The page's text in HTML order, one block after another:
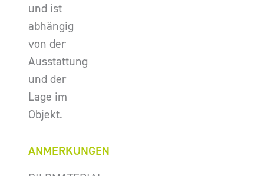
und ist
abhängig
von der
Ausstattung
und der
Lage im
Objekt.
ANMERKUNGEN